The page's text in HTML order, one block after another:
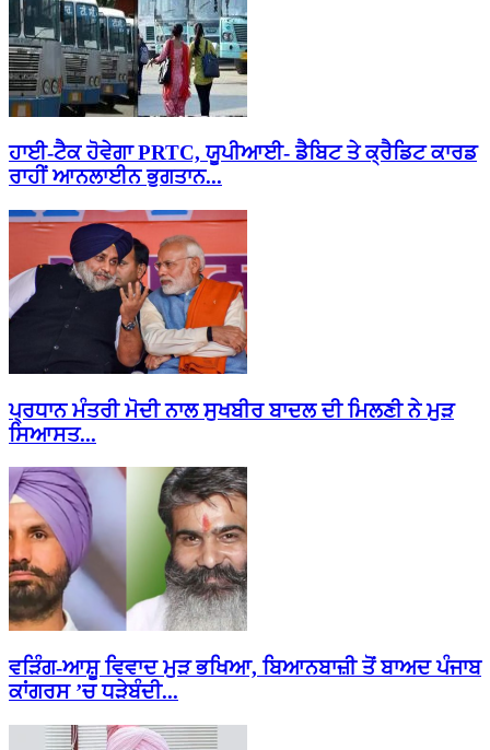
ਹਾਈ-ਟੈਕ ਹੋਵੇਗਾ PRTC, ਯੂਪੀਆਈ- ਡੈਬਿਟ ਤੇ ਕ੍ਰੈਡਿਟ ਕਾਰਡ
ਰਾਹੀਂ ਆਨਲਾਈਨ ਭੁਗਤਾਨ...
ਪ੍ਰਧਾਨ ਮੰਤਰੀ ਮੋਦੀ ਨਾਲ ਸੁਖਬੀਰ ਬਾਦਲ ਦੀ ਮਿਲਣੀ ਨੇ ਮੁੜ
ਸਿਆਸਤ...
ਵੜਿੰਗ-ਆਸ਼ੂ ਵਿਵਾਦ ਮੁੜ ਭਖਿਆ, ਬਿਆਨਬਾਜ਼ੀ ਤੋਂ ਬਾਅਦ ਪੰਜਾਬ
ਕਾਂਗਰਸ ’ਚ ਧੜੇਬੰਦੀ...